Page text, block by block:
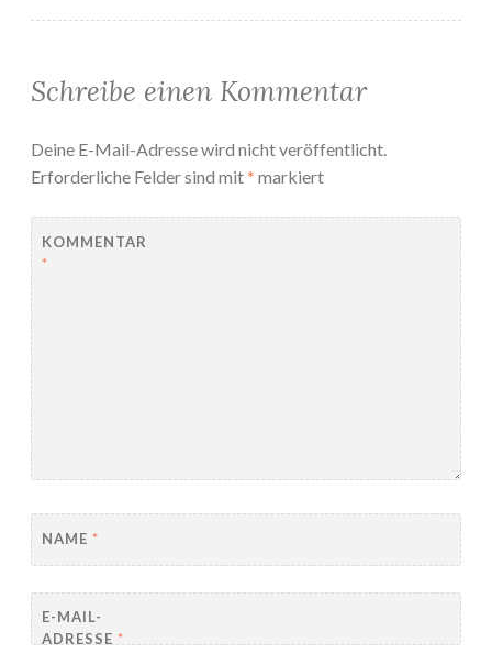
Schreibe einen Kommentar
Deine E-Mail-Adresse wird nicht veröffentlicht.
Erforderliche Felder sind mit* markiert
KOMMENTAR
*
NAME *
E-MAIL-
ADRESSE *